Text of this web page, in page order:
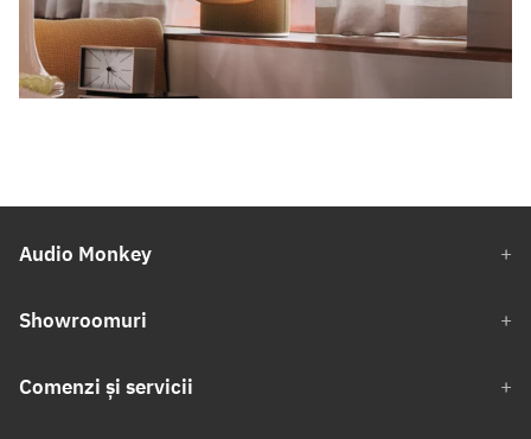
Audio Monkey
Showroomuri
Comenzi și servicii